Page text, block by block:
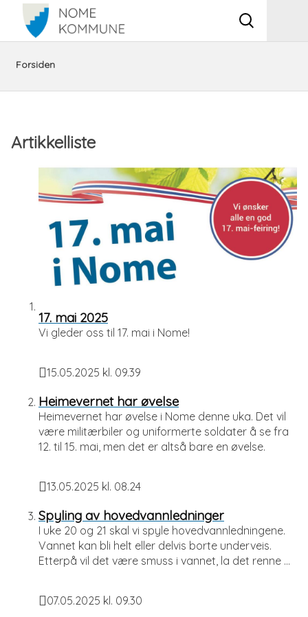
Vis
Du
Forsiden
Artikkelliste
17. mai 2025
Vi gleder oss til 17. mai i Nome!
Publisert
15.05.2025 kl. 09.39
Heimevernet har øvelse
Heimevernet har øvelse i Nome denne uka. Det vil
være militærbiler og uniformerte soldater å se fra
12. til 15. mai, men det er altså bare en øvelse.
Publisert
13.05.2025 kl. 08.24
Spyling av hovedvannledninger
I uke 20 og 21 skal vi spyle hovedvannledningene.
Vannet kan bli helt eller delvis borte underveis.
Etterpå vil det være smuss i vannet, la det renne ...
Publisert
07.05.2025 kl. 09.30